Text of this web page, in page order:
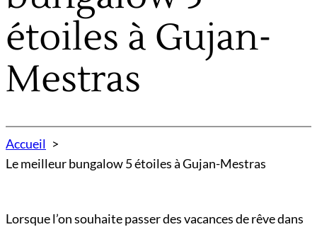
étoiles à Gujan-
Mestras
Accueil
Le meilleur bungalow 5 étoiles à Gujan-Mestras
Lorsque l’on souhaite passer des vacances de rêve dans